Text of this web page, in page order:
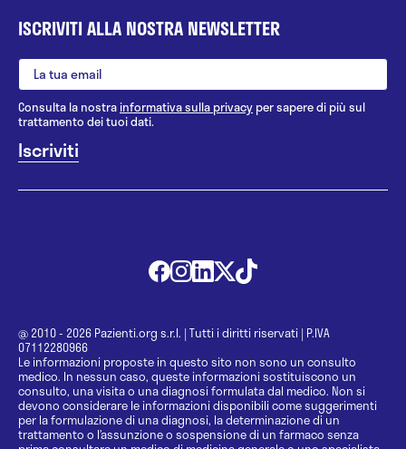
ISCRIVITI ALLA NOSTRA NEWSLETTER
Consulta la nostrainformativa sulla privacy per sapere di più sul
trattamento dei tuoi dati.
@ 2010 - 2026 Pazienti.org s.r.l. | Tutti i diritti riservati | P.IVA
07112280966
Le informazioni proposte in questo sito non sono un consulto
medico. In nessun caso, queste informazioni sostituiscono un
consulto, una visita o una diagnosi formulata dal medico. Non si
devono considerare le informazioni disponibili come suggerimenti
per la formulazione di una diagnosi, la determinazione di un
trattamento o l’assunzione o sospensione di un farmaco senza